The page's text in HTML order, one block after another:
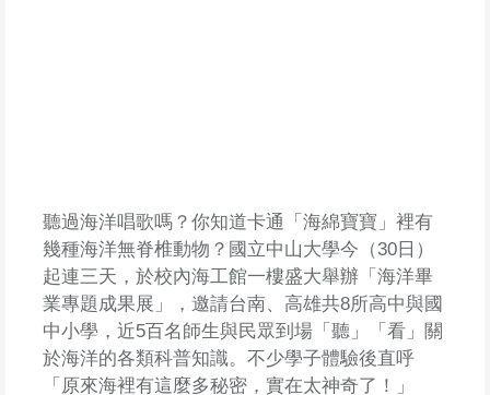
聽過海洋唱歌嗎？你知道卡通「海綿寶寶」裡有
幾種海洋無脊椎動物？國立中山大學今（30日）
起連三天，於校內海工館一樓盛大舉辦「海洋畢
業專題成果展」，邀請台南、高雄共8所高中與國
中小學，近5百名師生與民眾到場「聽」「看」關
於海洋的各類科普知識。不少學子體驗後直呼
「原來海裡有這麼多秘密，實在太神奇了！」